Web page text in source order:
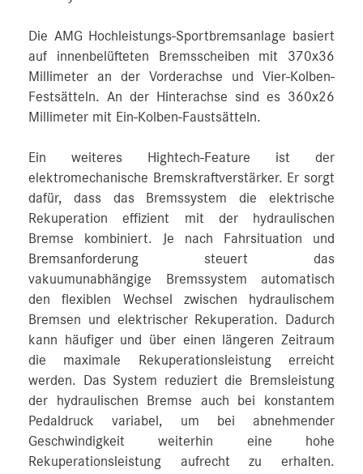
Die AMG Hochleistungs-Sportbremsanlage basiert
auf innenbelüfteten Bremsscheiben mit 370x36
Millimeter an der Vorderachse und Vier-Kolben-
Festsätteln. An der Hinterachse sind es 360x26
Millimeter mit Ein-Kolben-Faustsätteln.
Ein weiteres Hightech-Feature ist der
elektromechanische Bremskraftverstärker. Er sorgt
dafür, dass das Bremssystem die elektrische
Rekuperation effizient mit der hydraulischen
Bremse kombiniert. Je nach Fahrsituation und
Bremsanforderung steuert das
vakuumunabhängige Bremssystem automatisch
den flexiblen Wechsel zwischen hydraulischem
Bremsen und elektrischer Rekuperation. Dadurch
kann häufiger und über einen längeren Zeitraum
die maximale Rekuperationsleistung erreicht
werden. Das System reduziert die Bremsleistung
der hydraulischen Bremse auch bei konstantem
Pedaldruck variabel, um bei abnehmender
Geschwindigkeit weiterhin eine hohe
Rekuperationsleistung aufrecht zu erhalten.